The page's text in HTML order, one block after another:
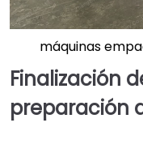
máquinas
Finalización
preparación